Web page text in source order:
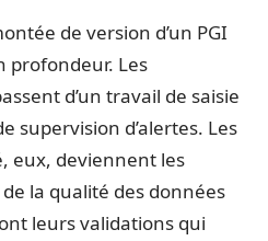
de version d’un PGI
profondeur. Les
d’un travail de saisie
supervision d’alertes. Les
eux, deviennent les
la qualité des données
leurs validations qui